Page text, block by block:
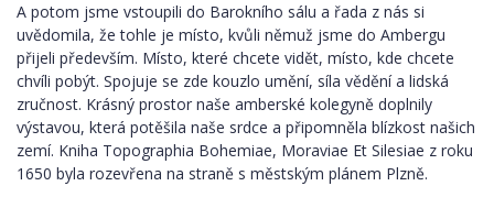
A potom jsme vstoupili do Barokního sálu a řada z nás si
uvědomila, že tohle je místo, kvůli němuž jsme do Ambergu
přijeli především. Místo, které chcete vidět, místo, kde chcete
chvíli pobýt. Spojuje se zde kouzlo umění, síla vědění a lidská
zručnost. Krásný prostor naše amberské kolegyně doplnily
výstavou, která potěšila naše srdce a připomněla blízkost našich
zemí. Kniha Topographia Bohemiae, Moraviae Et Silesiae z roku
1650 byla rozevřena na straně s městským plánem Plzně.